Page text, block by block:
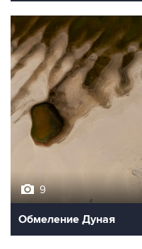
9
Обмеление Дуная